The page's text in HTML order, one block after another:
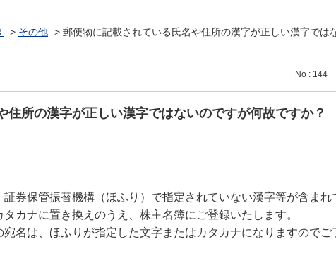
> その他 > 郵便物に記載されている氏名や住所の漢字が正しい漢字では
No : 144
住所の漢字が正しい漢字ではないのですが何故ですか？
券保管振替機構（ほふり）で指定されていない漢字等が含ま
カナに置き換えのうえ、株主名簿にご登録いたします。
名は、ほふりが指定した文字またはカタカナになりますのでご